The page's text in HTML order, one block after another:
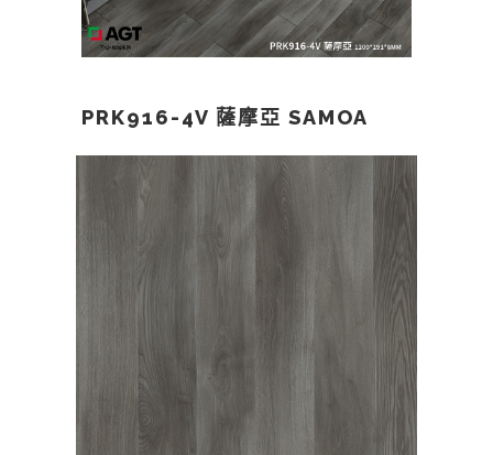
PRK916-4V 薩摩亞 SAMOA